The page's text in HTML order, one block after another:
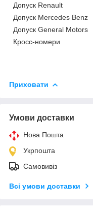
Допуск Renault
Допуск Mercedes Benz
Допуск General Motors
Кросс-номери
Приховати
Умови доставки
Нова Пошта
Укрпошта
Самовивіз
Всі умови доставки